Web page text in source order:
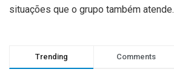
situações que o grupo também atende.
Trending Comments